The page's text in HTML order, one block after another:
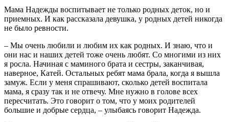
Мама Надежды воспитывает не только родных деток, но и
приемных. И как рассказала девушка, у родных детей никогда
не было ревности.
– Мы очень любили и любим их как родных. И знаю, что и
они нас и наших детей тоже очень любят. Со многими из них
я росла. Начиная с маминого брата и сестры, заканчивая,
наверное, Катей. Остальных ребят мама брала, когда я вышла
замуж. Если у меня спрашивают, сколько детей воспитала
мама, я сразу так и не отвечу. Мне нужно в голове всех
пересчитать. Это говорит о том, что у моих родителей
большие и добрые сердца, – улыбаясь говорит Надежда.